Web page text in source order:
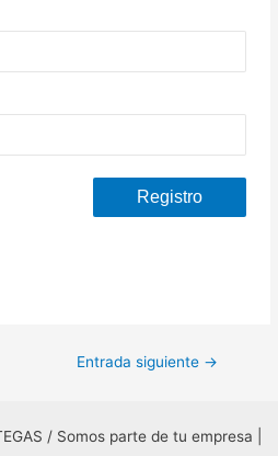
Entrada siguiente →
/ Somos parte de tu empresa |